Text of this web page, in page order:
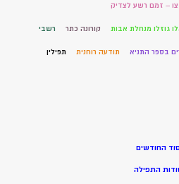
צו – זמם רשע לצדיק
גוזלו מנחלת אבות קורונה כתר רשבי
בספר התניא תודעה רוחנית תפילין
החודשים
התפילה